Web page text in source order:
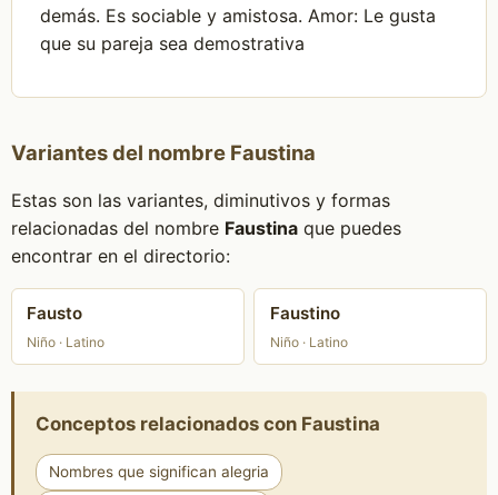
demás. Es sociable y amistosa. Amor: Le gusta
que su pareja sea demostrativa
Variantes del nombre Faustina
Estas son las variantes, diminutivos y formas
relacionadas del nombre Faustinaque puedes
encontrar en el directorio:
Fausto
Niño · Latino
Faustino
Niño · Latino
Conceptos relacionados con Faustina
Nombres que significan alegria